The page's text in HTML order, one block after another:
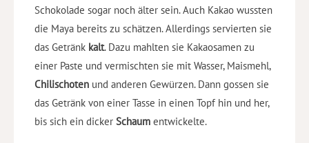
Schokolade sogar noch älter sein. Auch Kakao wussten
die Maya bereits zu schätzen. Allerdings servierten sie
das Getränk kalt. Dazu mahlten sie Kakaosamen zu
einer Paste und vermischten sie mit Wasser, Maismehl,
Chilischoten und anderen Gewürzen. Dann gossen sie
das Getränk von einer Tasse in einen Topf hin und her,
bis sich ein dicker Schaum entwickelte.